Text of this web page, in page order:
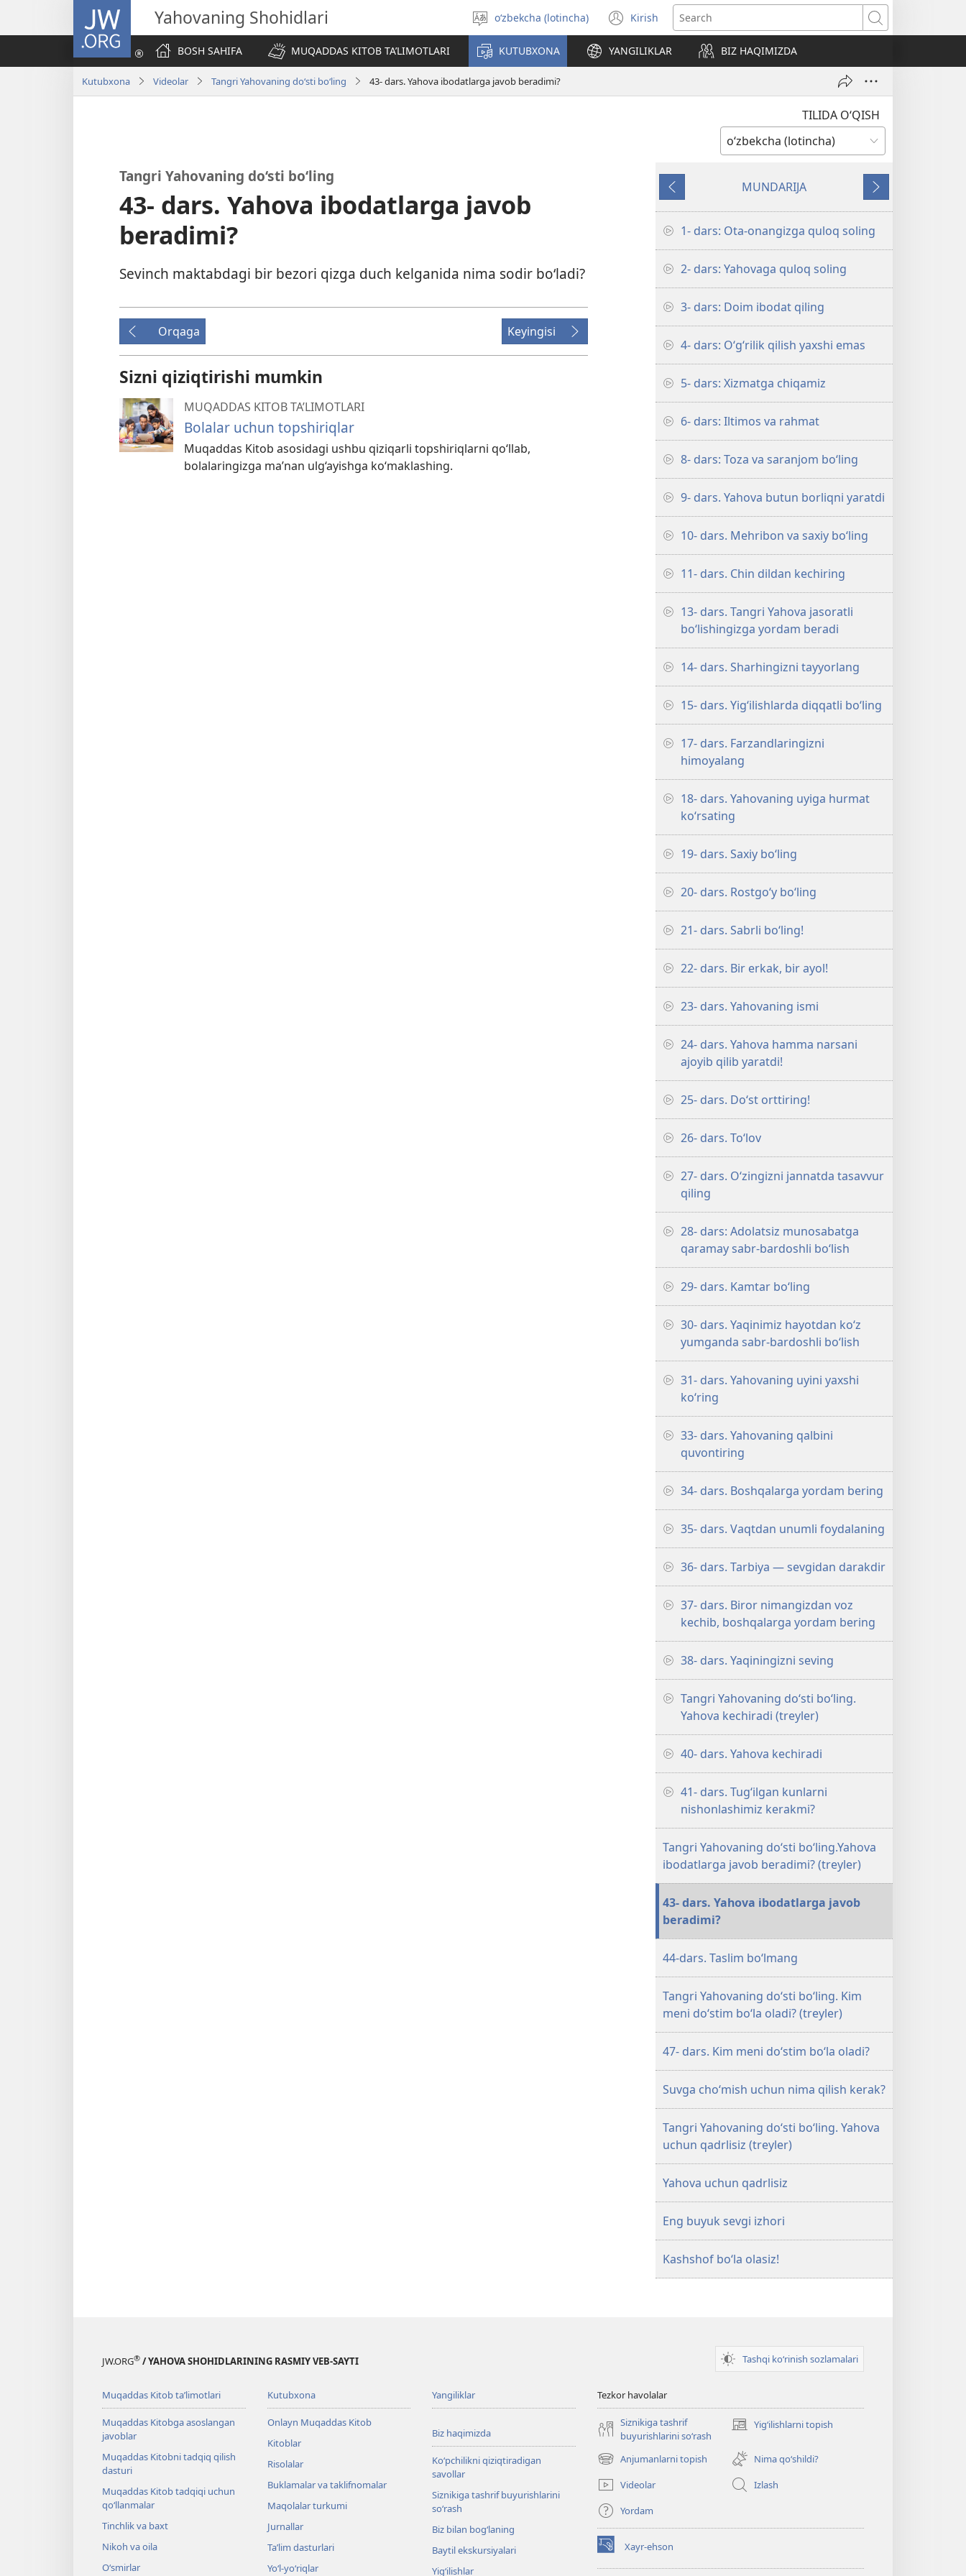
JW.ORG Yahovaning Shohidlari
Tilni
tanlang
o‘zbekcha (lotincha) Kirish
(opens
new
window)
Search
BOSH SAHIFA
MUQADDAS KITOB TA’LIMOTLARI KUTUBXONA YANGILIKLAR BIZ HAQIMIZDA
Kutubxona Videolar Tangri Yahovaning do‘sti bo‘ling 43- dars. Yahova ibodatlarga javob beradimi?
TILIDA O‘QISH
Tangri Yahovaning do‘sti bo‘ling
43- dars. Yahova ibodatlarga javob
beradimi?
Sevinch maktabdagi bir bezori qizga duch kelganida nima sodir bo‘ladi?
Orqaga Keyingisi
Sizni qiziqtirishi mumkin
MUQADDAS KITOB TA’LIMOTLARI
Bolalar uchun topshiriqlar
Muqaddas Kitob asosidagi ushbu qiziqarli topshiriqlarni qo‘llab,
bolalaringizga ma’nan ulg‘ayishga ko‘maklashing.
Orqaga
MUNDARIJA
Keyingisi
1- dars: Ota-onangizga quloq soling
2- dars: Yahovaga quloq soling
3- dars: Doim ibodat qiling
4- dars: O‘g‘rilik qilish yaxshi emas
5- dars: Xizmatga chiqamiz
6- dars: Iltimos va rahmat
8- dars: Toza va saranjom bo‘ling
9- dars. Yahova butun borliqni yaratdi
10- dars. Mehribon va saxiy bo‘ling
11- dars. Chin dildan kechiring
13- dars. Tangri Yahova jasoratli
bo‘lishingizga yordam beradi
14- dars. Sharhingizni tayyorlang
15- dars. Yig‘ilishlarda diqqatli bo‘ling
17- dars. Farzandlaringizni
himoyalang
18- dars. Yahovaning uyiga hurmat
ko‘rsating
19- dars. Saxiy bo‘ling
20- dars. Rostgo‘y bo‘ling
21- dars. Sabrli bo‘ling!
22- dars. Bir erkak, bir ayol!
23- dars. Yahovaning ismi
24- dars. Yahova hamma narsani
ajoyib qilib yaratdi!
25- dars. Do‘st orttiring!
26- dars. To‘lov
27- dars. O‘zingizni jannatda tasavvur
qiling
28- dars: Adolatsiz munosabatga
qaramay sabr-bardoshli bo‘lish
29- dars. Kamtar bo‘ling
30- dars. Yaqinimiz hayotdan ko‘z
yumganda sabr-bardoshli bo‘lish
31- dars. Yahovaning uyini yaxshi
ko‘ring
33- dars. Yahovaning qalbini
quvontiring
34- dars. Boshqalarga yordam bering
35- dars. Vaqtdan unumli foydalaning
36- dars. Tarbiya — sevgidan darakdir
37- dars. Biror nimangizdan voz
kechib, boshqalarga yordam bering
38- dars. Yaqiningizni seving
Tangri Yahovaning do‘sti bo‘ling.
Yahova kechiradi (treyler)
40- dars. Yahova kechiradi
41- dars. Tug‘ilgan kunlarni
nishonlashimiz kerakmi?
Tangri Yahovaning do‘sti bo‘ling.Yahova
ibodatlarga javob beradimi? (treyler)
43- dars. Yahova ibodatlarga javob
beradimi?
44-dars. Taslim bo‘lmang
Tangri Yahovaning do‘sti bo‘ling. Kim
meni do‘stim bo‘la oladi? (treyler)
47- dars. Kim meni do‘stim bo‘la oladi?
Suvga cho‘mish uchun nima qilish kerak?
Tangri Yahovaning do‘sti bo‘ling. Yahova
uchun qadrlisiz (treyler)
Yahova uchun qadrlisiz
Eng buyuk sevgi izhori
Kashshof bo‘la olasiz!
JW.ORG® / YAHOVA SHOHIDLARINING RASMIY VEB-SAYTI Tashqi ko‘rinish sozlamalari
Muqaddas Kitob ta’limotlari
Muqaddas Kitobga asoslangan
javoblar
Muqaddas Kitobni tadqiq qilish
dasturi
Muqaddas Kitob tadqiqi uchun
qo‘llanmalar
Tinchlik va baxt
Nikoh va oila
O‘smirlar
Kutubxona
Onlayn Muqaddas Kitob
Kitoblar
Risolalar
Buklamalar va taklifnomalar
Maqolalar turkumi
Jurnallar
Ta’lim dasturlari
Yo‘l-yo‘riqlar
Yangiliklar
Biz haqimizda
Ko‘pchilikni qiziqtiradigan
savollar
Siznikiga tashrif buyurishlarini
so‘rash
Biz bilan bog‘laning
Baytil ekskursiyalari
Yig‘ilishlar
Tezkor havolalar
Siznikiga tashrif
buyurishlarini so‘rash
Yigʻilishlarni topish
(opens
window)
Anjumanlarni topish
(opens
new
window)
Nima qo‘shildi?
Videolar
Izlash
Yordam
Xayr-ehson
(opens
new